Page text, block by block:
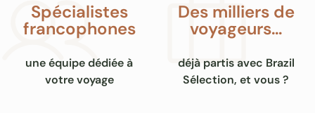
Pai Inacio à la chapada diamantina
Spécialistes
francophones
une équipe dédiée à
votre voyage
Des milliers de
voyageurs…
déjà partis avec Brazil
Sélection, et vous ?